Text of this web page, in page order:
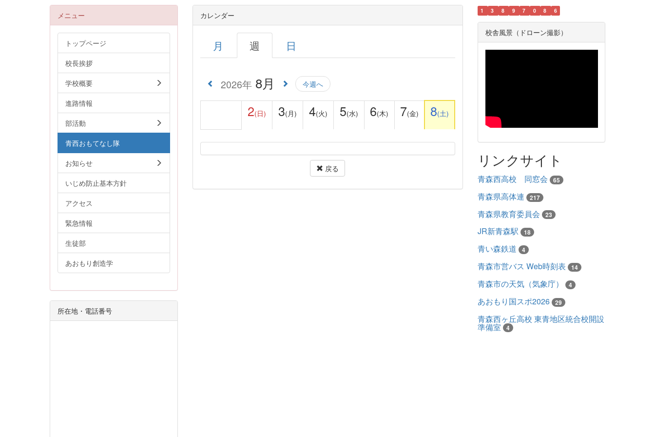
カレンダー
月 週 日
2026年 8月 今週へ
2(日) 3(月) 4(火) 5(水) 6(木) 7(金) 8(土)
戻る
メニュー
トップページ
校長挨拶
学校概要
進路情報
部活動
青西おもてなし隊
お知らせ
いじめ防止基本方針
アクセス
緊急情報
生徒部
あおもり創造学
所在地・電話番号
1 3 8 9 7 0 8 6
校舎風景（ドローン撮影）
リンクサイト
青森西高校 同窓会 65
青森県高体連 217
青森県教育委員会 23
JR新青森駅 18
青い森鉄道 4
青森市営バス Web時刻表 14
青森市の天気（気象庁） 4
あおもり国スポ2026 29
青森西ヶ丘高校 東青地区統合校開設
準備室 4